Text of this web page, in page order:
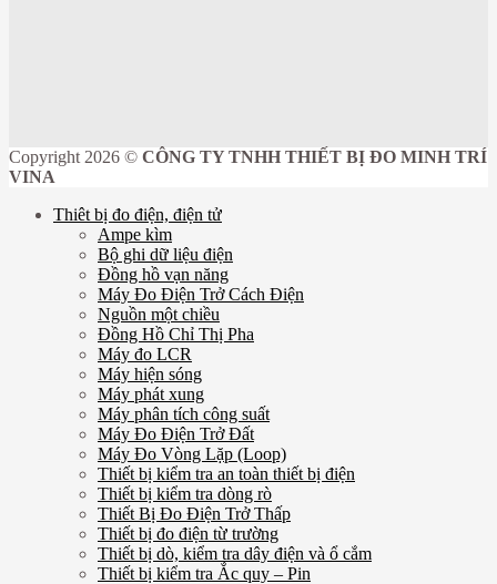
Copyright 2026 © CÔNG TY TNHH THIẾT BỊ ĐO MINH TRÍ
VINA
Thiêt bị đo điện, điện tử
Ampe kìm
Bộ ghi dữ liệu điện
Đồng hồ vạn năng
Máy Đo Điện Trở Cách Điện
Nguồn một chiều
Đồng Hồ Chỉ Thị Pha
Máy đo LCR
Máy hiện sóng
Máy phát xung
Máy phân tích công suất
Máy Đo Điện Trở Đất
Máy Đo Vòng Lặp (Loop)
Thiết bị kiểm tra an toàn thiết bị điện
Thiết bị kiểm tra dòng rò
Thiết Bị Đo Điện Trở Thấp
Thiết bị đo điện từ trường
Thiết bị dò, kiểm tra dây điện và ổ cắm
Thiết bị kiểm tra Ắc quy – Pin